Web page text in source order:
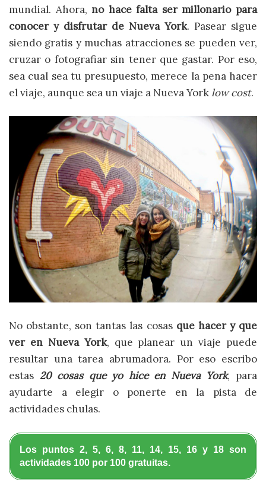
mundial. Ahora, no hace falta ser millonario para
conocer y disfrutar de Nueva York. Pasear sigue
siendo gratis y muchas atracciones se pueden ver,
cruzar o fotografiar sin tener que gastar. Por eso,
sea cual sea tu presupuesto, merece la pena hacer
el viaje, aunque sea un viaje a Nueva Yorklow cost.
No obstante, son tantas las cosas que hacer y que
ver en Nueva York, que planear un viaje puede
resultar una tarea abrumadora. Por eso escribo
estas 20 cosas que yo hice en Nueva York, para
ayudarte a elegir o ponerte en la pista de
actividades chulas.
Los puntos 2, 5, 6, 8, 11, 14, 15, 16 y 18 son
actividades 100 por 100 gratuitas.